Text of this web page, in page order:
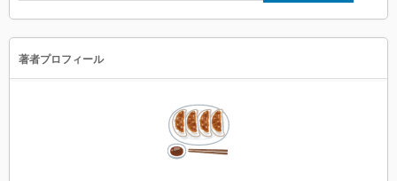
著者プロフィール